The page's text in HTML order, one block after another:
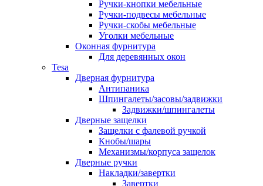
Ручки-кнопки мебельные
Ручки-подвесы мебельные
Ручки-скобы мебельные
Уголки мебельные
Оконная фурнитура
Для деревянных окон
Tesa
Дверная фурнитура
Антипаника
Шпингалеты/засовы/задвижки
Задвижки/шпингалеты
Дверные защелки
Защелки с фалевой ручкой
Кнобы/шары
Механизмы/корпуса защелок
Дверные ручки
Накладки/завертки
Завертки